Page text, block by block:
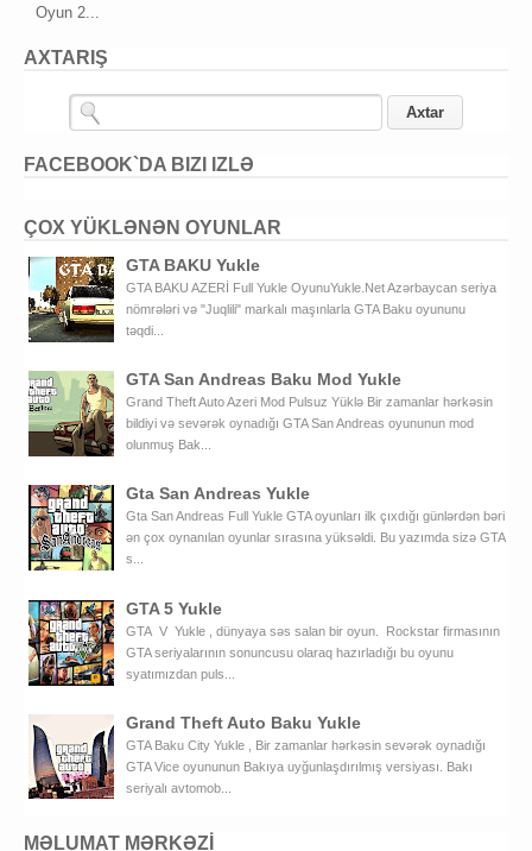
Oyun 2...
AXTARIŞ
FACEBOOK`DA BIZI IZLƏ
ÇOX YÜKLƏNƏN OYUNLAR
GTA BAKU Yukle
GTA BAKU AZERİ Full Yukle OyunuYukle.Net Azərbaycan seriya
nömrələri və "Juqlili" markalı maşınlarla GTA Baku oyununu
təqdi...
GTA San Andreas Baku Mod Yukle
Grand Theft Auto Azeri Mod Pulsuz Yüklə Bir zamanlar hərkəsin
bildiyi və sevərək oynadığı GTA San Andreas oyununun mod
olunmuş Bak...
Gta San Andreas Yukle
Gta San Andreas Full Yukle GTA oyunları ilk çıxdığı günlərdən bəri
ən çox oynanılan oyunlar sırasına yüksəldi. Bu yazımda sizə GTA
s...
GTA 5 Yukle
GTA V Yukle , dünyaya səs salan bir oyun. Rockstar firmasının
GTA seriyalarının sonuncusu olaraq hazırladığı bu oyunu
syatımızdan puls...
Grand Theft Auto Baku Yukle
GTA Baku City Yukle , Bir zamanlar hərkəsin sevərək oynadığı
GTA Vice oyununun Bakıya uyğunlaşdırılmış versiyası. Bakı
seriyalı avtomob...
MƏLUMAT MƏRKƏZİ